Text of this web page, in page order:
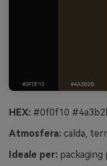
HEX: #0f0f10
Atmosfera: calda,
Ideale per: